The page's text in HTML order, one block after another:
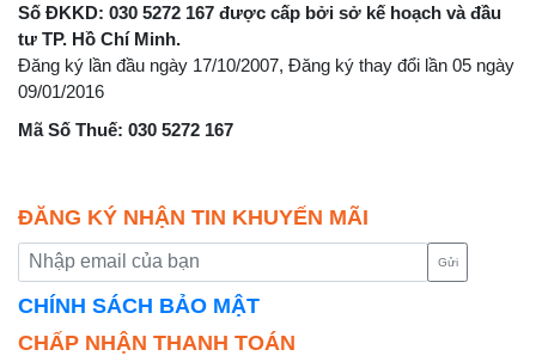
Số ĐKKD: 030 5272 167 được cấp bởi sở kế hoạch và đầu
tư TP. Hồ Chí Minh.
Đăng ký lần đầu ngày 17/10/2007, Đăng ký thay đổi lần 05 ngày
09/01/2016
Mã Số Thuế: 030 5272 167
ĐĂNG KÝ NHẬN TIN KHUYẾN MÃI
Gửi
CHÍNH SÁCH BẢO MẬT
CHẤP NHẬN THANH TOÁN